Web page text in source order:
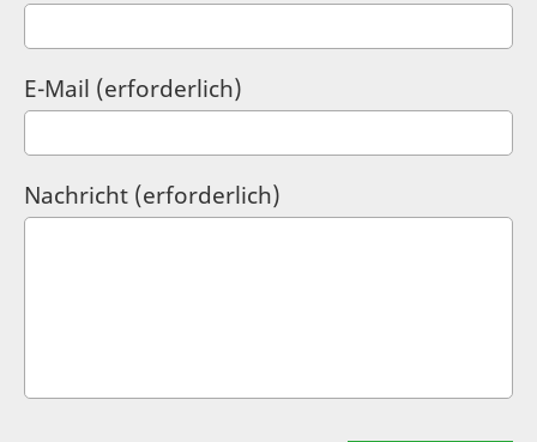
E-Mail (erforderlich)
Nachricht (erforderlich)